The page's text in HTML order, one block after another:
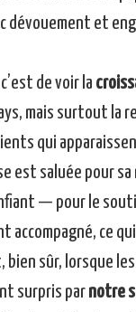
dévouement et
de voir la
mais surtout la
qui
est saluée pour sa
— pour le
accompagné, ce
bien sûr, lorsque
surpris par notre